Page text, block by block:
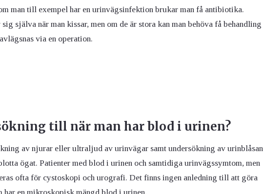
man till exempel har en urinvägsinfektion brukar man få antibiotika.
själva när man kissar, men om de är stora kan man behöva få behandling
via en operation.
till när man har blod i urinen?
av njurar eller ultraljud av urinvägar samt undersökning av urinblåsan
ögat. Patienter med blod i urinen och samtidiga urinvägssymtom, men
ofta för cystoskopi och urografi. Det finns ingen anledning till att göra
har en mikroskopisk mängd blod i urinen.